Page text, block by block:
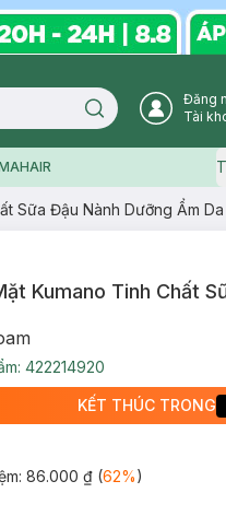
Search icon
Đăng
Tài
Sữa Đậu Nành Dưỡng Ẩm
Kumano Tinh Chất
422214920
KẾT THÚC TRONG
86.000 ₫(62%)